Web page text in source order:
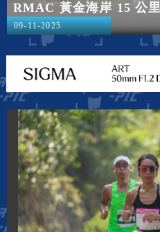
RMAC 黃金海岸 15 公
09-11-2025